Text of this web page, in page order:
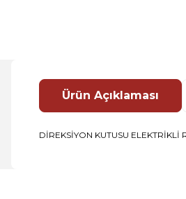
Ürün Açıklaması
DİREKSİYON KUTUSU ELEKTRİKLİ